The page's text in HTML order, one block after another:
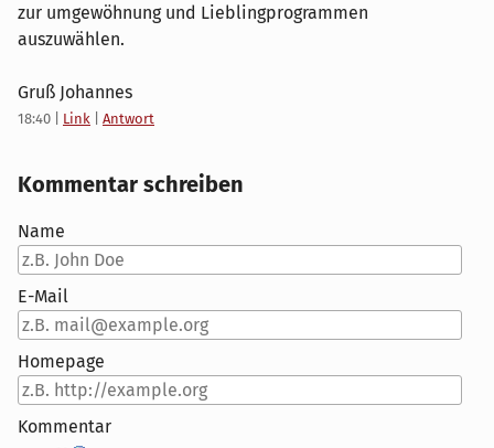
zur umgewöhnung und Lieblingprogrammen
auszuwählen.
Gruß Johannes
18:40 Link Antwort
Kommentar schreiben
Name
E-Mail
Homepage
Kommentar